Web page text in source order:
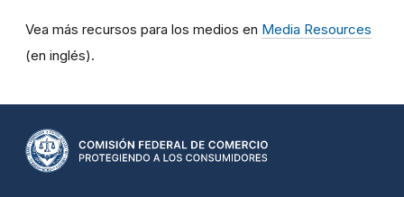
Vea más recursos para los medios en Media Resources
(en inglés).